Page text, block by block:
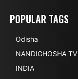
POPULAR TAGS
Odisha
NANDIGHOSHA TV
INDIA